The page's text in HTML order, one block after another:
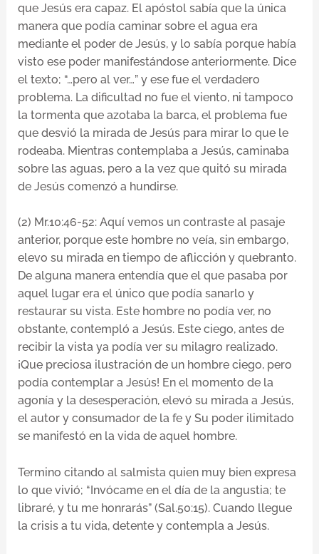
que Jesús era capaz. El apóstol sabía que la única
manera que podía caminar sobre el agua era
mediante el poder de Jesús, y lo sabía porque había
visto ese poder manifestándose anteriormente. Dice
el texto; “…pero al ver…” y ese fue el verdadero
problema. La dificultad no fue el viento, ni tampoco
la tormenta que azotaba la barca, el problema fue
que desvió la mirada de Jesús para mirar lo que le
rodeaba. Mientras contemplaba a Jesús, caminaba
sobre las aguas, pero a la vez que quitó su mirada
de Jesús comenzó a hundirse.
(2) Mr.10:46-52: Aquí vemos un contraste al pasaje
anterior, porque este hombre no veía, sin embargo,
elevo su mirada en tiempo de aflicción y quebranto.
De alguna manera entendía que el que pasaba por
aquel lugar era el único que podía sanarlo y
restaurar su vista. Este hombre no podía ver, no
obstante, contempló a Jesús. Este ciego, antes de
recibir la vista ya podía ver su milagro realizado.
¡Que preciosa ilustración de un hombre ciego, pero
podía contemplar a Jesús! En el momento de la
agonía y la desesperación, elevó su mirada a Jesús,
el autor y consumador de la fe y Su poder ilimitado
se manifestó en la vida de aquel hombre.
Termino citando al salmista quien muy bien expresa
lo que vivió; “Invócame en el día de la angustia; te
libraré, y tu me honrarás” (Sal.50:15). Cuando llegue
la crisis a tu vida, detente y contempla a Jesús.